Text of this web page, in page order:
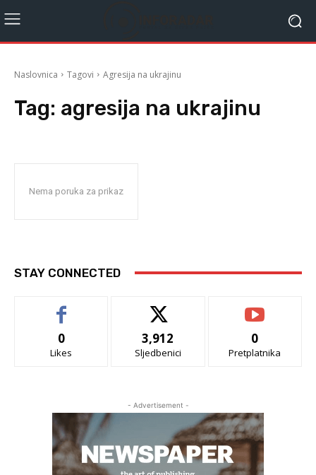
Naslovnica Tagovi Agresija na ukrajinu
Tag: agresija na ukrajinu
Nema poruka za prikaz
STAY CONNECTED
0
Likes
3,912
Sljedbenici
0
Pretplatnika
- Advertisement -